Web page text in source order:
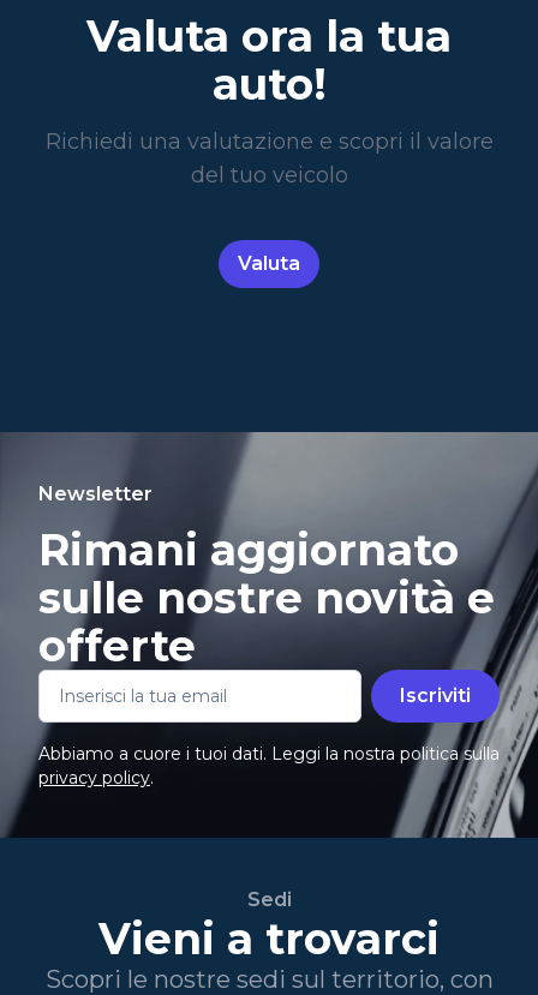
Valuta ora la tua
auto!
Richiedi una valutazione e scopri il valore
del tuo veicolo
Valuta
Newsletter
Rimani aggiornato
sulle nostre novità e
offerte
Iscriviti
Abbiamo a cuore i tuoi dati. Leggi la nostra politica sulla
privacy policy.
Sedi
Vieni a trovarci
Scopri le nostre sedi sul territorio, con